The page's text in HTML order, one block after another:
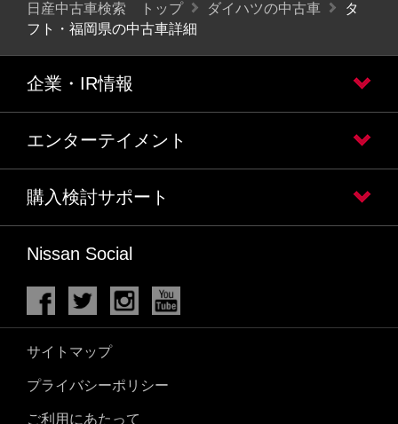
日産中古車検索 トップ ダイハツの中古車
タ
フト・福岡県の中古車詳細
企業・IR情報
エンターテイメント
購入検討サポート
Nissan Social
サイトマップ
プライバシーポリシー
ご利用にあたって